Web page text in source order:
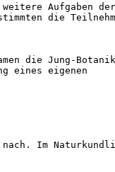
Aufgaben der
die
die Jung-
eines eigenen
Im